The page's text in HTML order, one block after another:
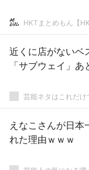
HKTまとめもん【
近くに店がないベ
「サブウェイ」あ
芸能ネタはこれだけ
えなこさんが日本
れた理由ｗｗｗ